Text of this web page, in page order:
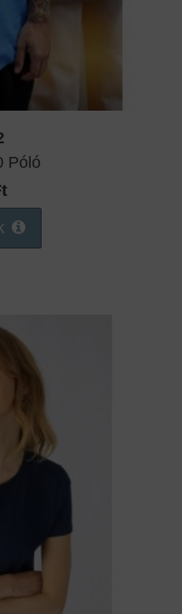
Póló